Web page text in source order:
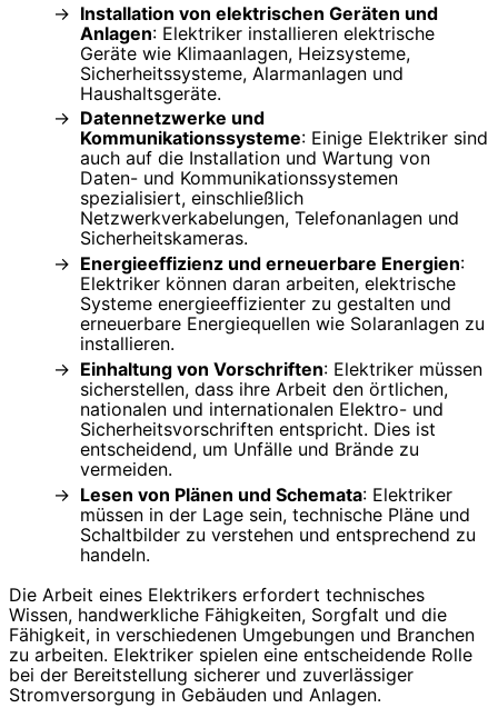
Installation von elektrischen Geräten und
Anlagen: Elektriker installieren elektrische
Geräte wie Klimaanlagen, Heizsysteme,
Sicherheitssysteme, Alarmanlagen und
Haushaltsgeräte.
Datennetzwerke und
Kommunikationssysteme: Einige Elektriker sind
auch auf die Installation und Wartung von
Daten- und Kommunikationssystemen
spezialisiert, einschließlich
Netzwerkverkabelungen, Telefonanlagen und
Sicherheitskameras.
Energieeffizienz und erneuerbare Energien:
Elektriker können daran arbeiten, elektrische
Systeme energieeffizienter zu gestalten und
erneuerbare Energiequellen wie Solaranlagen zu
installieren.
Einhaltung von Vorschriften: Elektriker müssen
sicherstellen, dass ihre Arbeit den örtlichen,
nationalen und internationalen Elektro- und
Sicherheitsvorschriften entspricht. Dies ist
entscheidend, um Unfälle und Brände zu
vermeiden.
Lesen von Plänen und Schemata: Elektriker
müssen in der Lage sein, technische Pläne und
Schaltbilder zu verstehen und entsprechend zu
handeln.
Die Arbeit eines Elektrikers erfordert technisches
Wissen, handwerkliche Fähigkeiten, Sorgfalt und die
Fähigkeit, in verschiedenen Umgebungen und Branchen
zu arbeiten. Elektriker spielen eine entscheidende Rolle
bei der Bereitstellung sicherer und zuverlässiger
Stromversorgung in Gebäuden und Anlagen.